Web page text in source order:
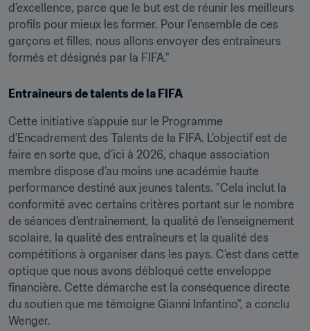
d’excellence, parce que le but est de réunir les meilleurs
profils pour mieux les former. Pour l’ensemble de ces
garçons et filles, nous allons envoyer des entraîneurs
formés et désignés par la FIFA."
Entraîneurs de talents de la FIFA
Cette initiative s’appuie sur le Programme
d’Encadrement des Talents de la FIFA. L’objectif est de
faire en sorte que, d’ici à 2026, chaque association
membre dispose d’au moins une académie haute
performance destiné aux jeunes talents. "Cela inclut la
conformité avec certains critères portant sur le nombre
de séances d’entraînement, la qualité de l’enseignement
scolaire, la qualité des entraîneurs et la qualité des
compétitions à organiser dans les pays. C’est dans cette
optique que nous avons débloqué cette enveloppe
financière. Cette démarche est la conséquence directe
du soutien que me témoigne Gianni Infantino", a conclu
Wenger.